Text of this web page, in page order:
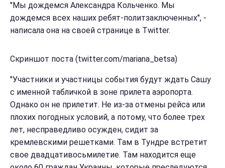
"Мы дождемся Александра Кольченко. Мы
дождемся всех наших ребят-политзаключенных", -
написала она на своей странице в Twitter.
Скриншот поста (twitter.com/mariana_betsa)
"Участники и участницы события будут ждать Сашу
с именной табличкой в зоне прилета аэропорта.
Однако он не прилетит. Не из-за отмены рейса или
плохих погодных условий, а потому, что более трех
лет, несправедливо осужден, сидит за
кремлевскими решетками. Там в Тундре встретит
свое двадцативосьмилетие. Там находится еще